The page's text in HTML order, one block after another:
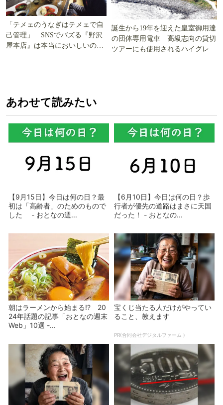
「テメェのうなぎはテメェで自
己管理」 SNSでバズる『野沢
屋本店』は本当においしいの
誕生から19年を迎えた皇室御用達
の団体専用電車 高級志向の貸切
ツアーにも使用されるハイグレー
あわせて読みたい
【9月15日】今日は何の日？最
初は「高齢者」のためのもので
した - おとなの週...
【6月10日】今日は何の日？歩
行者が優先の道路はまさに天国
だった！ - おとなの...
朝はラーメンから始まる!? 20
24年話題の記事「おとなの週末
Web」10選 -...
宝くじ当たる人だけがやってい
ること、教えます
PR(合同会社デジタルファーム )